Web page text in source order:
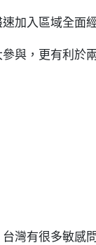
加入區域全面
與，更有利於
灣有很多敏感